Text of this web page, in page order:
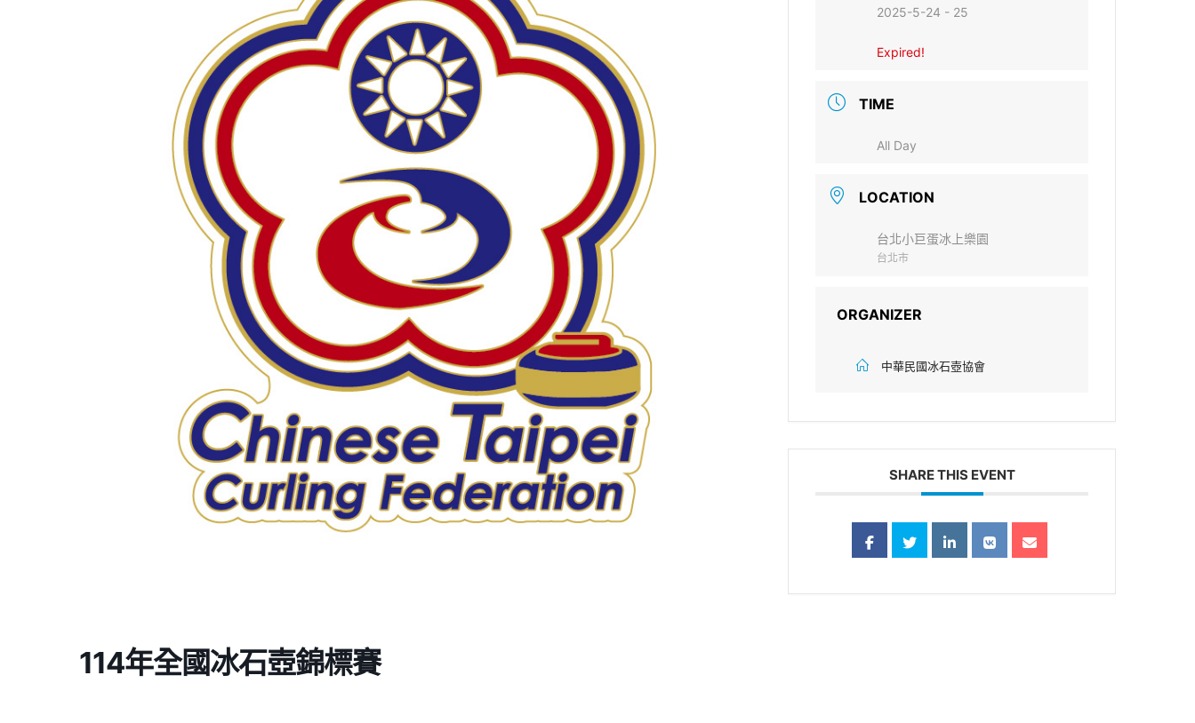
114年全國冰石壺錦標賽
2025-5-24 - 25
Expired!
TIME
All Day
LOCATION
台北小巨蛋冰上樂園
台北市
ORGANIZER
中華民國冰石壺協會
SHARE THIS EVENT